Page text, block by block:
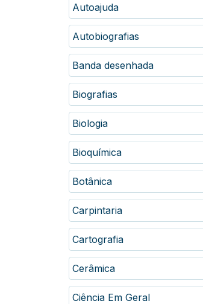
Autoajuda
Autobiografias
Banda desenhada
Biografias
Biologia
Bioquímica
Botânica
Carpintaria
Cartografia
Cerâmica
Ciência Em Geral